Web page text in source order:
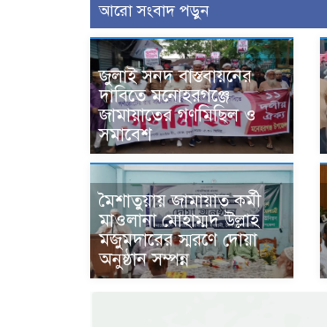
আরো সংবাদ পড়ুন
জুলাই সনদ বাস্তবায়নের
দাবিতে মনোহরগঞ্জে
জামায়াতের গণমিছিল ও
সমাবেশ
মৈশাতুয়ায় জামায়াত কর্মী
মাওলানা মোহাম্মদ উল্লাহ
মজুমদারের স্মরণে দোয়া
অনুষ্ঠান সম্পন্ন